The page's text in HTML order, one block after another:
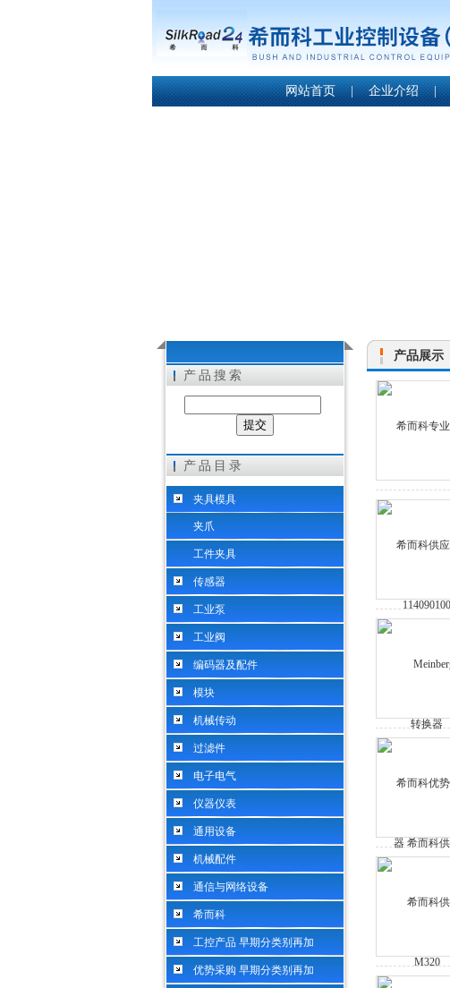
网站首页 | 企业介绍 |
产品搜索
产品目录
夹具模具
夹爪
工件夹具
传感器
工业泵
工业阀
编码器及配件
模块
机械传动
过滤件
电子电气
仪器仪表
通用设备
机械配件
通信与网络设备
希而科
工控产品 早期分类别再加
优势采购 早期分类别再加
产品展示